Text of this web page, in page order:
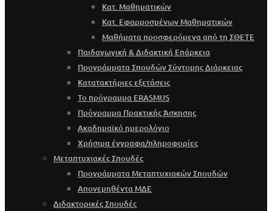
Κατ. Μαθηματικών
Κατ. Εφαρμοσμένων Μαθηματικών
Μαθήματα προσφερόμενα από τη ΣΘΕΤΕ
Παιδαγωγική & Διδακτική Επάρκεια
Προγράμματα Σπουδών Σύντομης Διάρκειας
Κατατακτήριες εξετάσεις
Το πρόγραμμα ERASMUS
Πρόγραμμα Πρακτικής Άσκησης
Ακαδημαϊκό ημερολόγιο
Χρήσιμα έγγραφα/πληροφορίες
Μεταπτυχιακές Σπουδές
Προγράμματα Μεταπτυχιακών Σπουδών
Απονεμηθέντα ΜΔΕ
Διδακτορικές Σπουδές